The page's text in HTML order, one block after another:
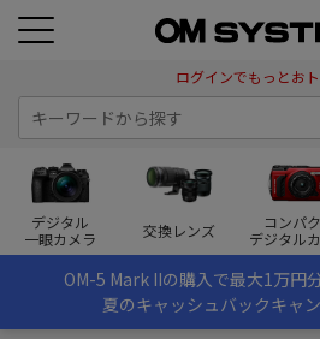
ログインでもっとおト
デジタル
一眼カメラ
交換レンズ
コンパ
デジタル
OM-5 Mark IIの購入で最大1万円
夏のキャッシュバックキャ